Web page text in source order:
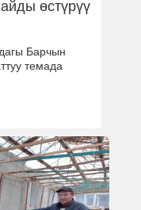
өстүрүү
Барчын
темада